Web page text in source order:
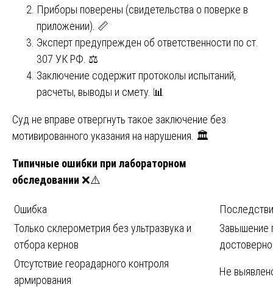
Приборы поверены (свидетельства о поверке в
приложении). 📏
Эксперт предупрежден об ответственности по ст.
307 УК РФ. ⚖️
Заключение содержит протоколы испытаний,
расчеты, выводы и смету. 📊
Суд не вправе отвергнуть такое заключение без
мотивированного указания на нарушения. 🏛️
Типичные ошибки при лабораторном
обследовании ❌⚠️
Ошибка
Только склерометрия без ультразвука и
отбора кернов
Завышение
Отсутствие георадарного контроля
армирования
Не